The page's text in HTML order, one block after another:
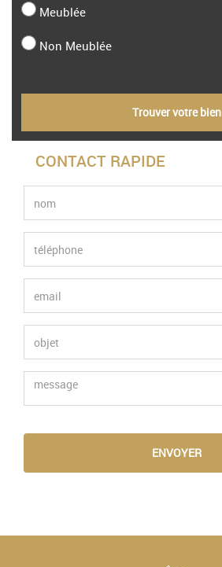
Meublée
Non Meublée
Trouver votre bien
CONTACT RAPIDE
ENVOYER